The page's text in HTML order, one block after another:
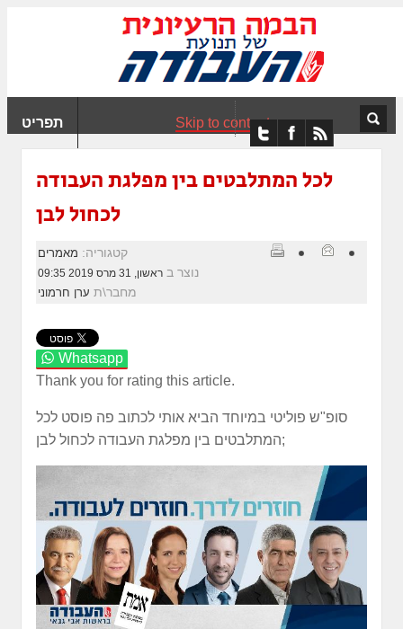
תפריט Skip to content
לכל המתלבטים בין מפלגת העבודה
לכחול לבן
קטגוריה: מאמרים
נוצר ב ראשון, 31 מרס 2019 09:35
מחבר\ת ערן חרמוני
Whatsapp
Thank you for rating this article.
סופ"ש פוליטי במיוחד הביא אותי לכתוב פה פוסט לכל
המתלבטים בין מפלגת העבודה לכחול לבן;